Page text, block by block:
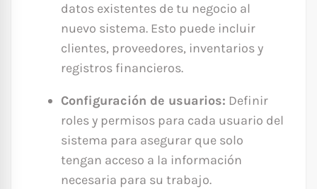
datos existentes de tu negocio al
nuevo sistema. Esto puede incluir
clientes, proveedores, inventarios y
registros financieros.
Configuración de usuarios: Definir
roles y permisos para cada usuario del
sistema para asegurar que solo
tengan acceso a la información
necesaria para su trabajo.